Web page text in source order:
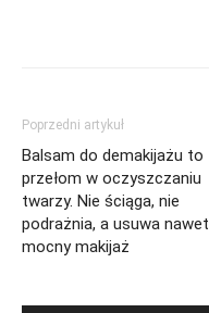
Poprzedni artykuł
Balsam do demakijażu to
przełom w oczyszczaniu
twarzy. Nie ściąga, nie
podrażnia, a usuwa nawet
mocny makijaż